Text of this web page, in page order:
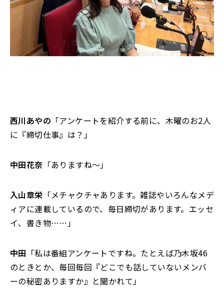
西川あやの 「アンケートを紹介する前に、木曜のお2人
に『締切仕事』は？」
中田花奈 「ありますね～」
入山章栄 「メチャクチャあります。雑誌やいろんなメデ
ィアに連載しているので、毎日締切があります。エッセ
イ、書き物……」
中田 「私は番組アンケートですね。たとえば乃木坂46
のときとか、毎回毎回『どこでも話していないメンバ
ーの秘密ありますか』と聞かれて」